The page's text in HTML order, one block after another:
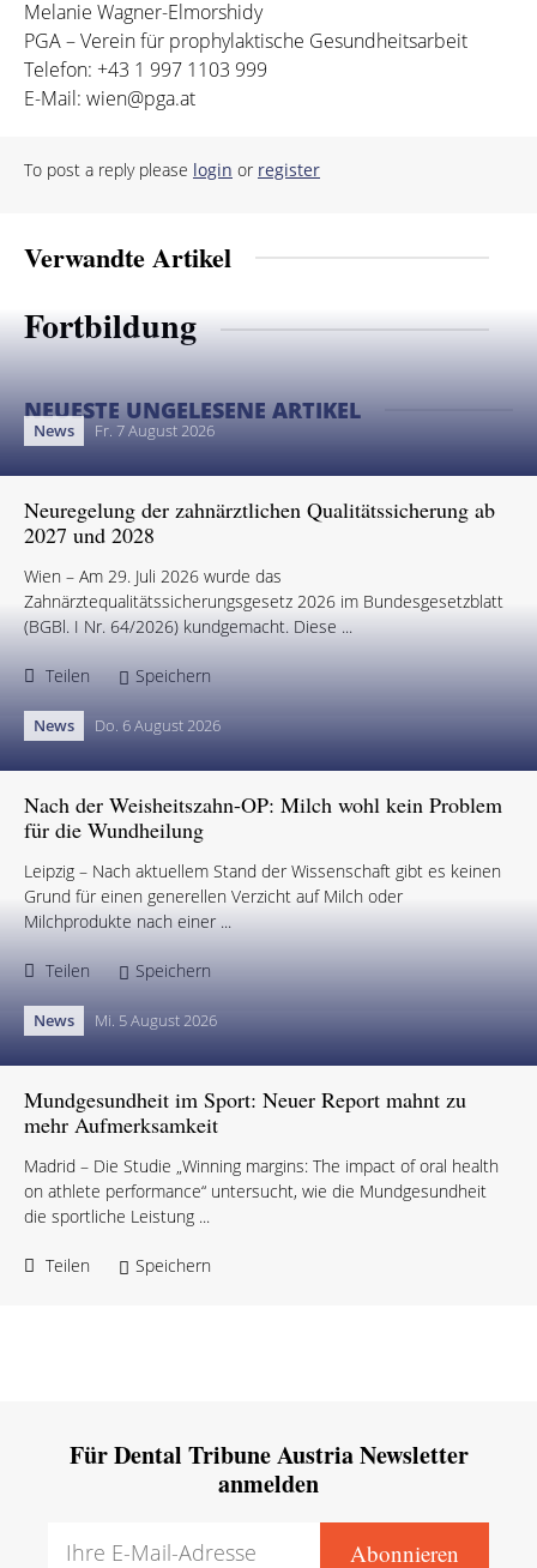
Melanie Wagner-Elmorshidy
PGA – Verein für prophylaktische Gesundheitsarbeit
Telefon: +43 1 997 1103 999
E-Mail: wien@pga.at
To post a reply please login or register
Verwandte Artikel
Fortbildung
NEUESTE UNGELESENE ARTIKEL
News Fr. 7 August 2026
Neuregelung der zahnärztlichen Qualitätssicherung ab
2027 und 2028
Wien – Am 29. Juli 2026 wurde das
Zahnärztequalitätssicherungsgesetz 2026 im Bundesgesetzblatt
(BGBl. I Nr. 64/2026) kundgemacht. Diese ...
Teilen Speichern
News Do. 6 August 2026
Nach der Weisheitszahn-OP: Milch wohl kein Problem
für die Wundheilung
Leipzig – Nach aktuellem Stand der Wissenschaft gibt es keinen
Grund für einen generellen Verzicht auf Milch oder
Milchprodukte nach einer ...
Teilen Speichern
News Mi. 5 August 2026
Mundgesundheit im Sport: Neuer Report mahnt zu
mehr Aufmerksamkeit
Madrid – Die Studie „Winning margins: The impact of oral health
on athlete performance“ untersucht, wie die Mundgesundheit
die sportliche Leistung ...
Teilen Speichern
Für Dental Tribune Austria Newsletter
anmelden